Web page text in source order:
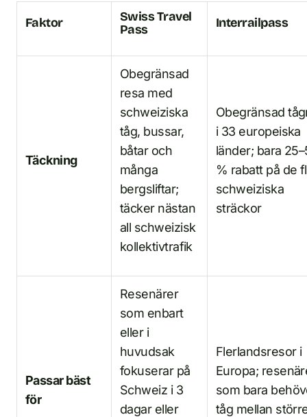
Faktor
Swiss Travel
Pass
Interrailpass
Täckning
Obegränsad
resa med
schweiziska
tåg, bussar,
båtar och
många
bergsliftar;
täcker nästan
all schweizisk
kollektivtrafik
Obegränsad
i 33 europeiska
länder; bara
% rabatt på de
schweiziska
sträckor
Passar bäst
för
Resenärer
som enbart
eller i
huvudsak
fokuserar på
Schweiz i 3
dagar eller
Flerlandsresor i
Europa;
som bara
tåg mellan